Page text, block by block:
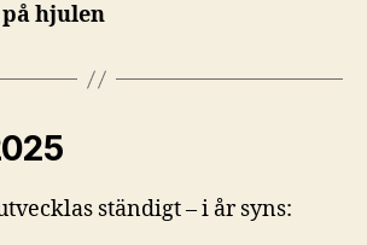
hjulen
ständigt – i år syns: